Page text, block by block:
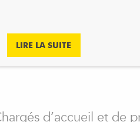
LIRE LA SUITE
d’accueil et de